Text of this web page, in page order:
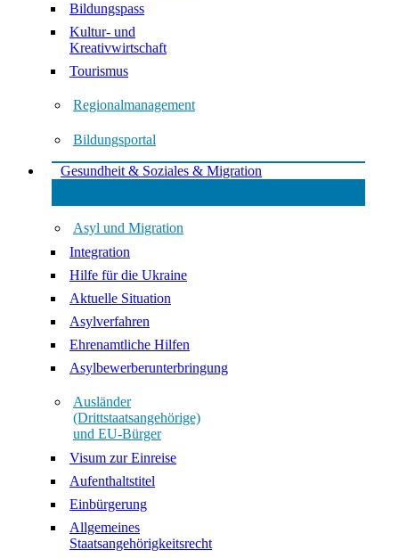
Bildungspass
Kultur- und
Kreativwirtschaft
Tourismus
Regionalmanagement
Bildungsportal
Gesundheit & Soziales & Migration
Asyl und Migration
Integration
Hilfe für die Ukraine
Aktuelle Situation
Asylverfahren
Ehrenamtliche Hilfen
Asylbewerberunterbringung
Ausländer
(Drittstaatsangehörige)
und EU-Bürger
Visum zur Einreise
Aufenthaltstitel
Einbürgerung
Allgemeines
Staatsangehörigkeitsrecht